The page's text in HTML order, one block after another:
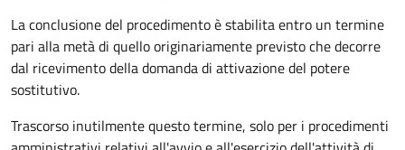
La conclusione del procedimento è stabilita entro un termine
pari alla metà di quello originariamente previsto che decorre
dal ricevimento della domanda di attivazione del potere
sostitutivo.
Trascorso inutilmente questo termine, solo per i procedimenti